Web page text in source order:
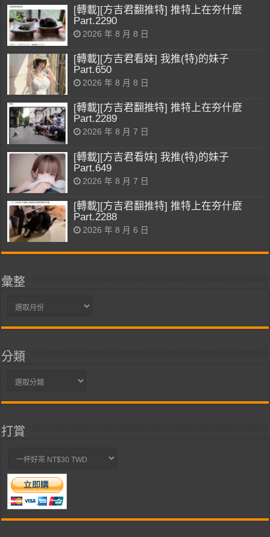
[轉載][方吉君翻推特] 推特上在夯什麼
Part.2290
2026 年 8 月 8 日
[轉載][方吉君看妹] 我推(特)的妹子
Part.650
2026 年 8 月 8 日
[轉載][方吉君翻推特] 推特上在夯什麼
Part.2289
2026 年 8 月 7 日
[轉載][方吉君看妹] 我推(特)的妹子
Part.649
2026 年 8 月 7 日
[轉載][方吉君翻推特] 推特上在夯什麼
Part.2288
2026 年 8 月 6 日
彙整
彙
分類
分
打賞